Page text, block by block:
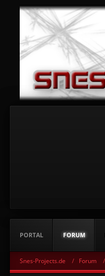
PORTAL FORUM
Snes-Projects.de Forum